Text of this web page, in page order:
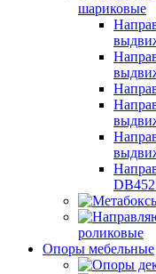
шариковые
роликовые
Опоры мебельные